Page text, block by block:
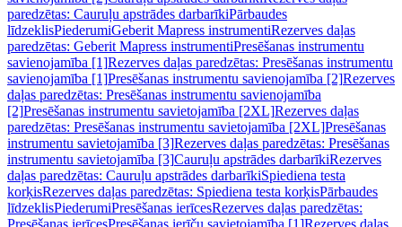
paredzētas: Cauruļu apstrādes darbarīkiPārbaudes
līdzeklisPiederumiGeberit Mapress instrumentiRezerves daļas
paredzētas: Geberit Mapress instrumentiPresēšanas instrumentu
savienojamība [1]Rezerves daļas paredzētas: Presēšanas instrumentu
savienojamība [1]Presēšanas instrumentu savienojamība [2]Rezerves
daļas paredzētas: Presēšanas instrumentu savienojamība
[2]Presēšanas instrumentu savietojamība [2XL]Rezerves daļas
paredzētas: Presēšanas instrumentu savietojamība [2XL]Presēšanas
instrumentu savietojamība [3]Rezerves daļas paredzētas: Presēšanas
instrumentu savietojamība [3]Cauruļu apstrādes darbarīkiRezerves
daļas paredzētas: Cauruļu apstrādes darbarīkiSpiediena testa
korķisRezerves daļas paredzētas: Spiediena testa korķisPārbaudes
līdzeklisPiederumiPresēšanas ierīcesRezerves daļas paredzētas:
Presēšanas ierīcesPresēšanas ierīču savietojamība [1]Rezerves daļas